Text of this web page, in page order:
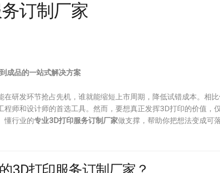
订制厂家
成品的一站式解决方案
研发环节抢占先机，谁就能缩短上市周期，降低试错成本。相比
程师和设计师的首选工具。然而，要想真正发挥3D打印的价值，
懂行业的专业3D打印服务订制厂家做支撑，帮助你把想法变成可